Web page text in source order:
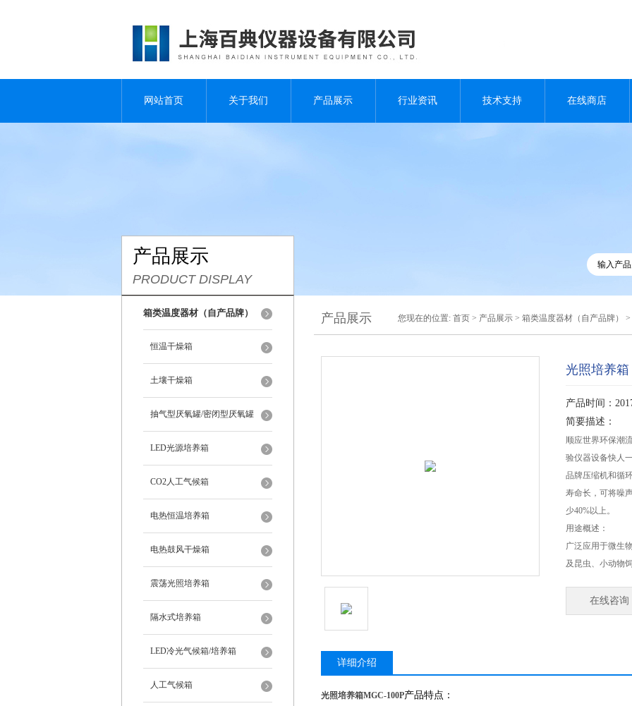
网站首页 关于我们 产品展示 行业资讯 技术支持 在线商店
产品展示
PRODUCT DISPLAY
箱类温度器材（自产品牌）
恒温干燥箱
土壤干燥箱
抽气型厌氧罐/密闭型厌氧罐
LED光源培养箱
CO2人工气候箱
电热恒温培养箱
电热鼓风干燥箱
震荡光照培养箱
隔水式培养箱
LED冷光气候箱/培养箱
人工气候箱
产品展示 您现在的位置: 首页 > 产品展示 > 箱类温度器材（自产品牌） >
光照培养箱
产品时间：
简要描述：
顺应世界环保潮
验仪器设备快人
品牌压缩机和循
寿命长，可将噪
少40%以上。
用途概述：
广泛应用于微生
及昆虫、小动物
在线咨询
详细介绍
光照培养箱MGC-100P产品特点：